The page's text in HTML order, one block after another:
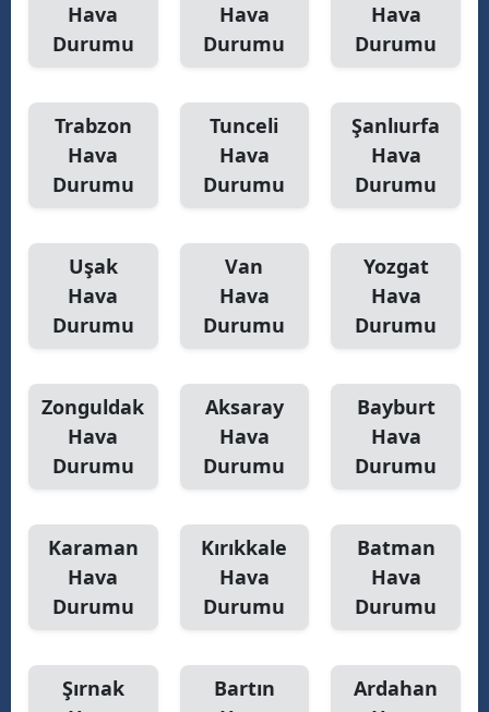
Hava
Durumu
Hava
Durumu
Hava
Durumu
Trabzon
Hava
Durumu
Tunceli
Hava
Durumu
Şanlıurfa
Hava
Durumu
Uşak
Hava
Durumu
Van
Hava
Durumu
Yozgat
Hava
Durumu
Zonguldak
Hava
Durumu
Aksaray
Hava
Durumu
Bayburt
Hava
Durumu
Karaman
Hava
Durumu
Kırıkkale
Hava
Durumu
Batman
Hava
Durumu
Şırnak
Bartın
Ardahan